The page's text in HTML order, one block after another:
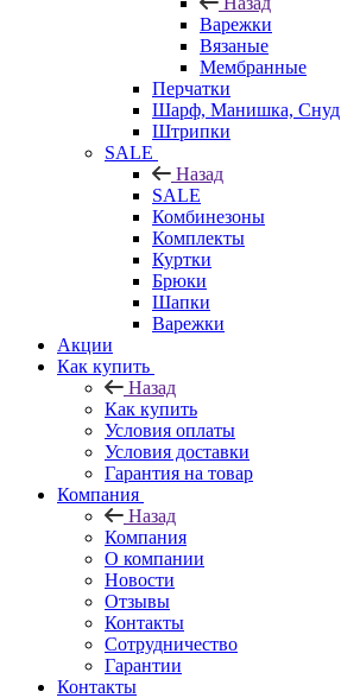
Варежки
Вязаные
Мембранные
Перчатки
Шарф, Манишка, Снуд
Штрипки
SALE
Назад
SALE
Комбинезоны
Комплекты
Куртки
Брюки
Шапки
Варежки
Акции
Как купить
Назад
Как купить
Условия оплаты
Условия доставки
Гарантия на товар
Компания
Назад
Компания
О компании
Новости
Отзывы
Контакты
Сотрудничество
Гарантии
Контакты